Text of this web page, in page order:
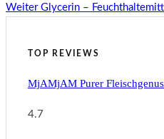
WeiterGlycerin –
TOP REVIEWS
MjAMjAM Purer
4.7